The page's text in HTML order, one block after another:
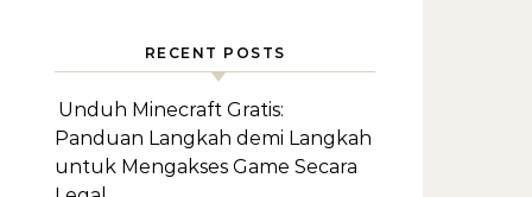
RECENT POSTS
Unduh Minecraft Gratis:
Panduan Langkah demi Langkah
untuk Mengakses Game Secara